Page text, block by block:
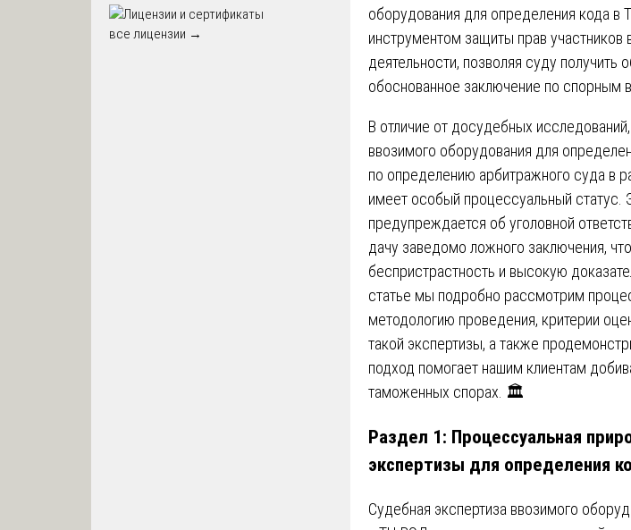
оборудования для определения кода
инструментом защиты прав
деятельности, позволяя суду получить
обоснованное заключение по спорным
В отличие от досудебных
ввозимого оборудования для
по определению арбитражного суда в
имеет особый процессуальный статус.
предупреждается об уголовной
дачу заведомо ложного заключения,
беспристрастность и высокую
статье мы подробно рассмотрим
методологию проведения, критерии
такой экспертизы, а также
подход помогает нашим клиентам
таможенных спорах. 🏛️
Раздел 1: Процессуальная
экспертизы для определения
Судебная экспертиза ввозимого
все лицензии →